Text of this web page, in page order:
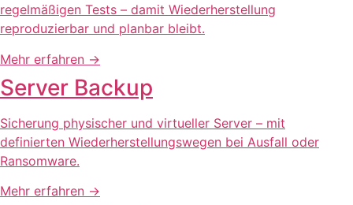
regelmäßigen Tests – damit Wiederherstellung
reproduzierbar und planbar bleibt.
Mehr erfahren →
Server Backup
Sicherung physischer und virtueller Server – mit
definierten Wiederherstellungswegen bei Ausfall oder
Ransomware.
Mehr erfahren →